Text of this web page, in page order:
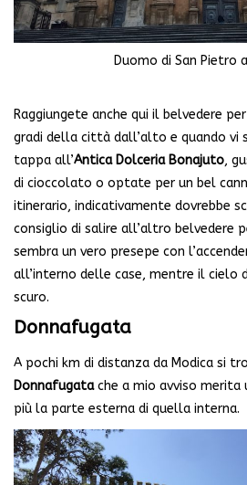
Duomo di San Pietro
Raggiungete anche qui il belvedere
gradi della città dall’alto e quando
tappa all’Antica Dolceria Bonajuto,
di cioccolato o optate per un bel
itinerario, indicativamente dovrebbe
consiglio di salire all’altro belvedere
sembra un vero presepe con
all’interno delle case, mentre il cielo
scuro.
Donnafugata
A pochi km di distanza da Modica si
Donnafugatache a mio avviso merita
più la parte esterna di quella interna.